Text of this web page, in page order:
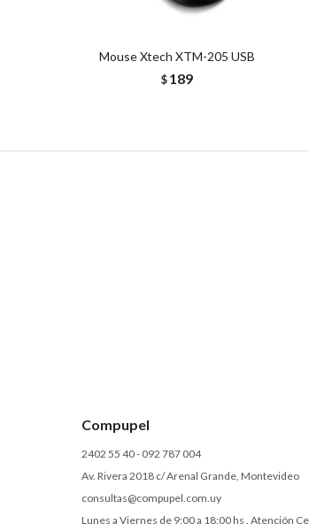
Mouse Xtech XTM-205 USB
$189
Compupel
2402 55 40 - 092 787 004
Av. Rivera 2018 c/ Arenal Grande, Montevideo
consultas@compupel.com.uy
Lunes a Viernes de 9:00 a 18:00 hs . Atención